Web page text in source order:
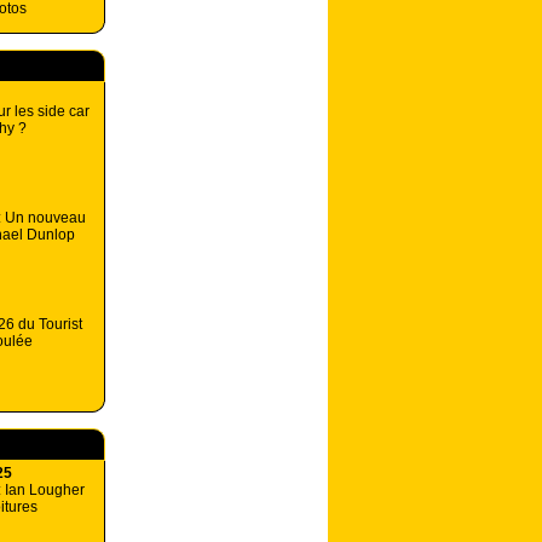
les side car
?
Un nouveau
Dunlop
du Tourist
Ian Lougher